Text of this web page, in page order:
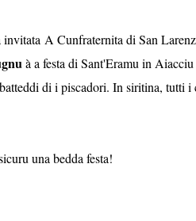
invitata A Cunfraternita di San
à a festa di Sant'Eramu in
di i piscadori. In siritina, tutti
una bedda festa!